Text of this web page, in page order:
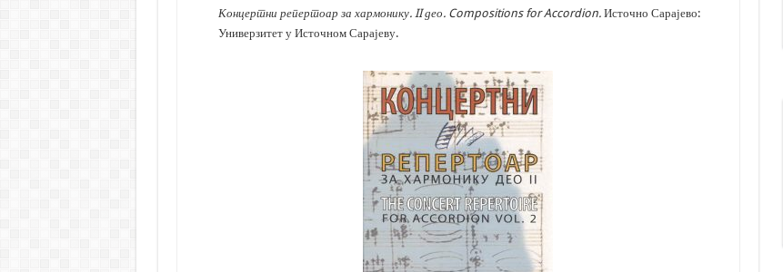
Концертни репертоар за хармонику. IIдео. Compositions for Accordion. Источно Сарајево:
Универзитет у Источном Сарајеву.